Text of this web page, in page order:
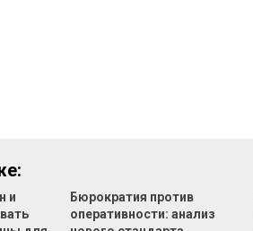
и
Бюрократия против
оперативности: анализ